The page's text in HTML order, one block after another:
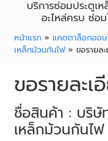
หน้าแรก » แคตตาล็อกออน
เหล็กม้วนกันไฟ» ขอรายล
บริการซ่อมประตูเ
อะไหล่ครบ ซ่อ
ขอรายละ
ชื่อสินค้า : บริ
เหล็กม้วนกันไฟ